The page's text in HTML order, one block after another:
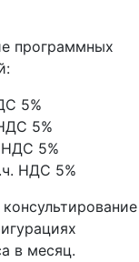
программных
5%
5%
НДС 5%
НДС 5%
в месяц.